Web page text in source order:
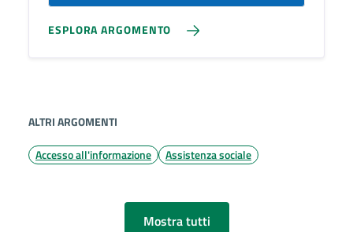
ESPLORA ARGOMENTO
ALTRI ARGOMENTI
Accesso all'informazione
Assistenza sociale
Mostra tutti